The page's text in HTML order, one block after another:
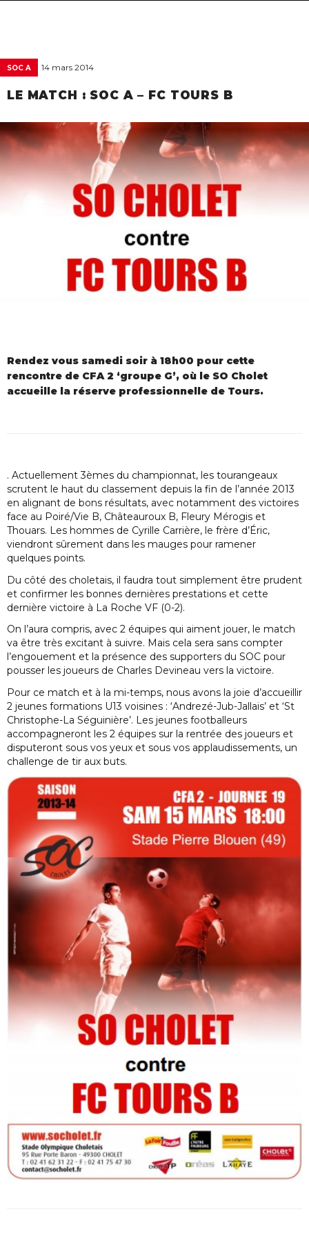
SOC A 14 mars 2014
LE MATCH : SOC A – FC TOURS B
Rendez vous samedi soir à 18h00 pour cette
rencontre de CFA 2 ‘groupe G’, où le SO Cholet
accueille la réserve professionnelle de Tours.
. Actuellement 3èmes du championnat, les tourangeaux
scrutent le haut du classement depuis la fin de l’année 2013
en alignant de bons résultats, avec notamment des victoires
face au Poiré/Vie B, Châteauroux B, Fleury Mérogis et
Thouars. Les hommes de Cyrille Carrière, le frère d’Éric,
viendront sûrement dans les mauges pour ramener
quelques points.
Du côté des choletais, il faudra tout simplement être prudent
et confirmer les bonnes dernières prestations et cette
dernière victoire à La Roche VF (0-2).
On l’aura compris, avec 2 équipes qui aiment jouer, le match
va être très excitant à suivre. Mais cela sera sans compter
l’engouement et la présence des supporters du SOC pour
pousser les joueurs de Charles Devineau vers la victoire.
Pour ce match et à la mi-temps, nous avons la joie d’accueillir
2 jeunes formations U13 voisines : ‘Andrezé-Jub-Jallais’ et ‘St
Christophe-La Séguinière’. Les jeunes footballeurs
accompagneront les 2 équipes sur la rentrée des joueurs et
disputeront sous vos yeux et sous vos applaudissements, un
challenge de tir aux buts.